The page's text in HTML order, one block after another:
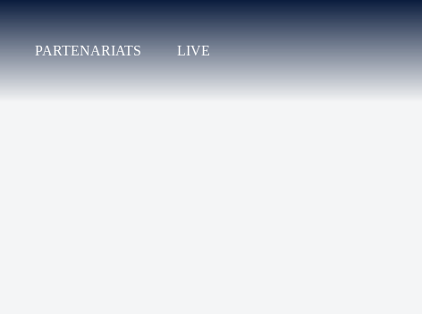
PARTENARIATS LIVE